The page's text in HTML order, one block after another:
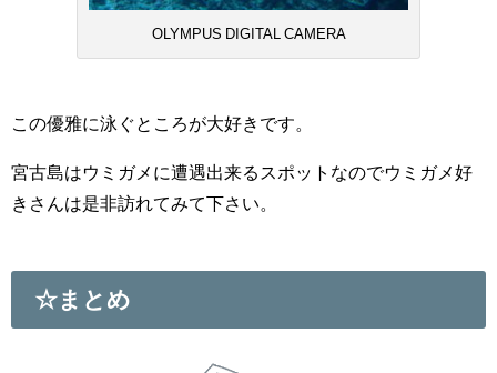
OLYMPUS DIGITAL CAMERA
この優雅に泳ぐところが大好きです。
宮古島はウミガメに遭遇出来るスポットなのでウミガメ好
きさんは是非訪れてみて下さい。
☆まとめ